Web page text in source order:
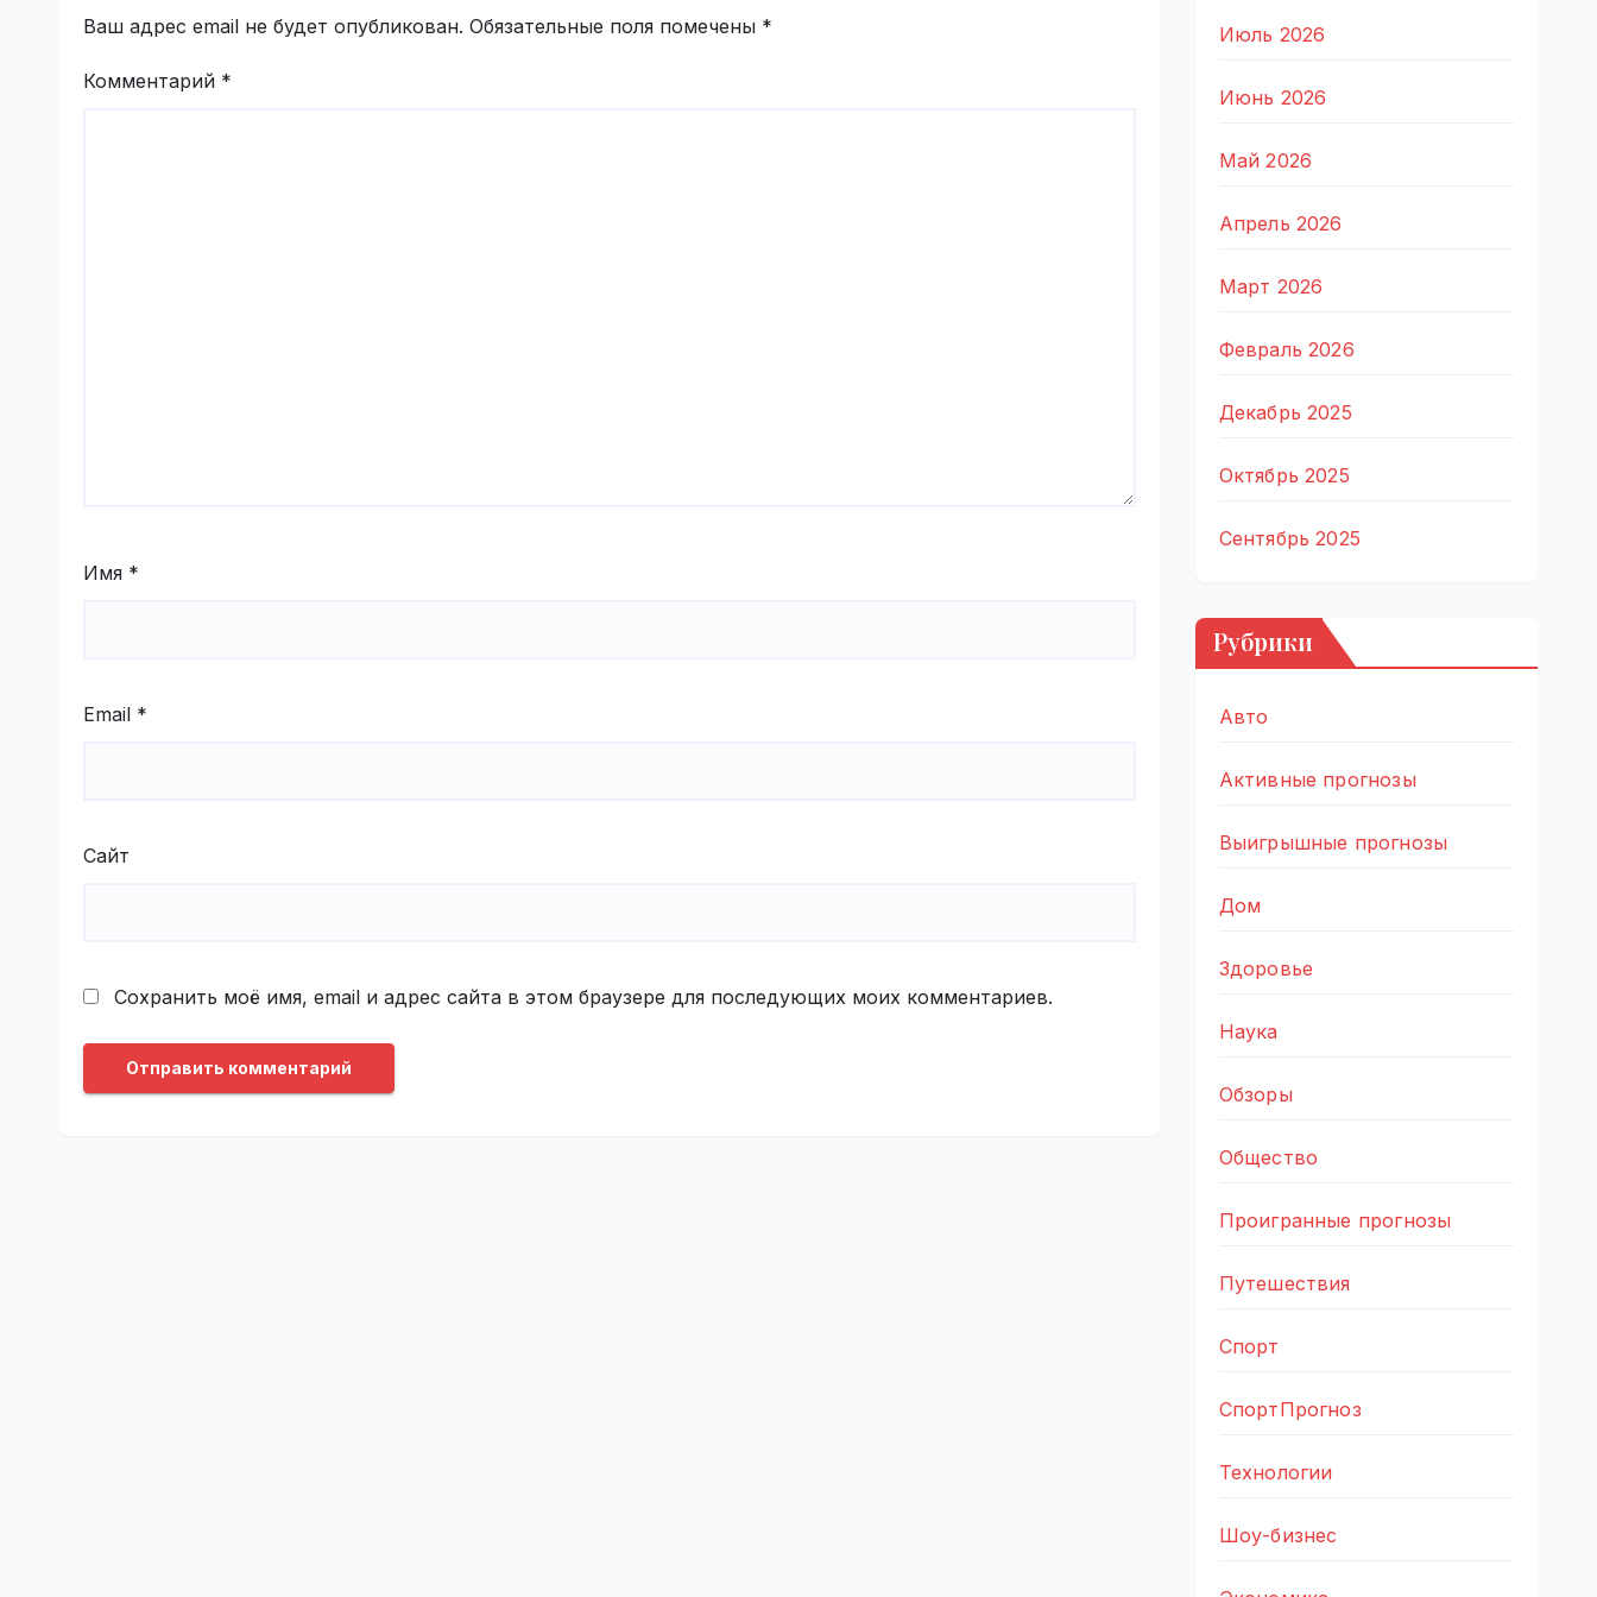
Ваш адрес email не будет опубликован. Обязательные поля помечены *
Комментарий *
Имя *
Email *
Сайт
Сохранить моё имя, email и адрес сайта в этом браузере для последующих моих комментариев.
Июль 2026
Июнь 2026
Май 2026
Апрель 2026
Март 2026
Февраль 2026
Декабрь 2025
Октябрь 2025
Сентябрь 2025
Рубрики
Авто
Активные прогнозы
Выигрышные прогнозы
Дом
Здоровье
Наука
Обзоры
Общество
Проигранные прогнозы
Путешествия
Спорт
СпортПрогноз
Технологии
Шоу-бизнес